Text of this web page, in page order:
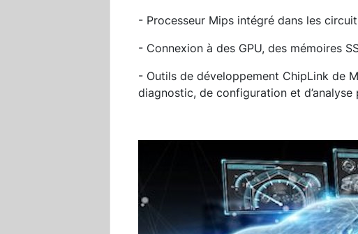
- Processeur Mips intégré dans les
- Connexion à des GPU, des mémoires
- Outils de développement ChipLink de
diagnostic, de configuration et